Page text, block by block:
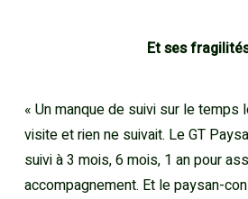
Et ses
« Un manque de suivi sur le temps
visite et rien ne suivait. Le GT
suivi à 3 mois, 6 mois, 1 an pour
accompagnement. Et le paysan-